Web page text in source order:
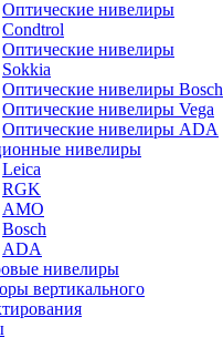
Оптические нивелиры
Condtrol
Оптические нивелиры
Sokkia
Оптические нивелиры Bosch
Оптические нивелиры Vega
Оптические нивелиры ADA
нивелиры
Leica
RGK
AMO
Bosch
ADA
нивелиры
вертикального